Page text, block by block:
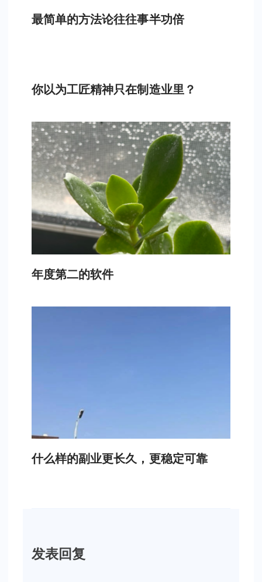
最简单的方法论往往事半功倍
你以为工匠精神只在制造业里？
年度第二的软件
什么样的副业更长久，更稳定可靠​
发表回复